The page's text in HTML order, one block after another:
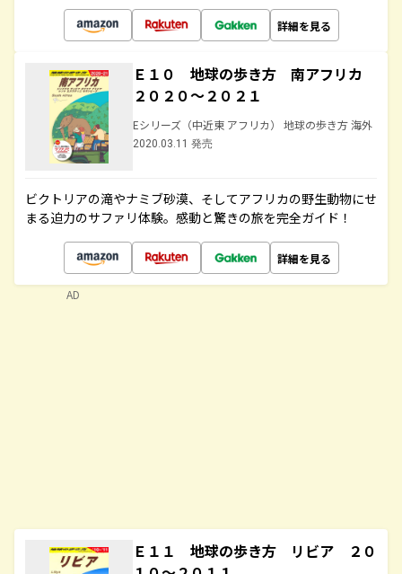
詳細を見る
Ｅ１０ 地球の歩き方 南アフリカ
２０２０～２０２１
Eシリーズ（中近東 アフリカ） 地球の歩き方 海外
2020.03.11 発売
ビクトリアの滝やナミブ砂漠、そしてアフリカの野生動物にせ
まる迫力のサファリ体験。感動と驚きの旅を完全ガイド！
詳細を見る
Ｅ１１ 地球の歩き方 リビア ２０
AD